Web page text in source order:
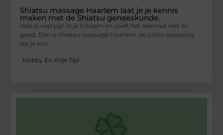
Shiatsu massage Haarlem laat je je kennis
maken met de Shiatsu geneeskunde.
Heb je veel pijn in je lichaam en voelt het allemaal niet zo
goed. Dan is Shiatsu massage Haarlem de juiste oplossing
die je kan
Hobby En Vrije Tijd